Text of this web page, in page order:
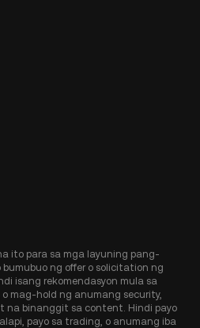
ito para sa mga layuning pang-
ng offer o solicitation ng
isang rekomendasyon mula sa
mag-hold ng anumang security,
na binanggit sa content. Hindi payo
payo sa trading, o anumang iba